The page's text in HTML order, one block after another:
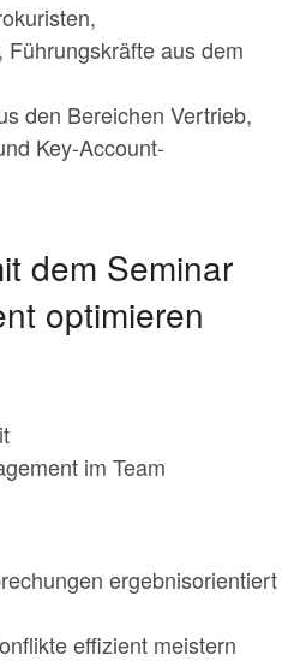
aus dem
den Bereichen Vertrieb,
Key-Account-
dem Seminar
optimieren
im Team
ergebnisorientiert
effizient meistern